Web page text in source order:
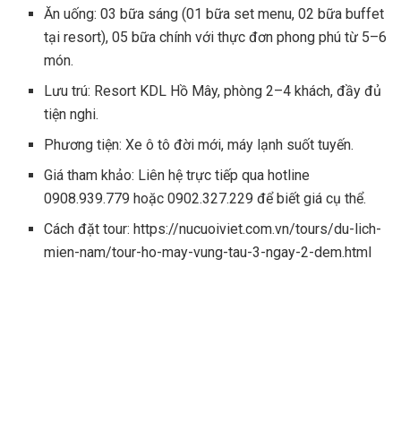
Ăn uống: 03 bữa sáng (01 bữa set menu, 02 bữa buffet
tại resort), 05 bữa chính với thực đơn phong phú từ 5–6
món.
Lưu trú: Resort KDL Hồ Mây, phòng 2–4 khách, đầy đủ
tiện nghi.
Phương tiện: Xe ô tô đời mới, máy lạnh suốt tuyến.
Giá tham khảo: Liên hệ trực tiếp qua hotline
0908.939.779 hoặc 0902.327.229 để biết giá cụ thể.
Cách đặt tour: https://nucuoiviet.com.vn/tours/du-lich-
mien-nam/tour-ho-may-vung-tau-3-ngay-2-dem.html